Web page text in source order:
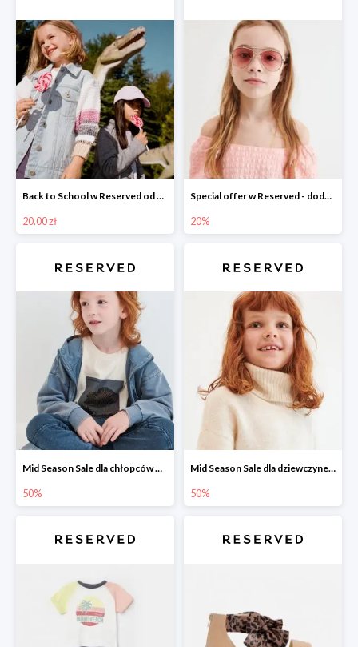
Back to School w Reserved od 20 zł
20.00 zł
Special offer w Reserved - dodatkowy rabat -20% na wszystko
20%
Mid Season Sale dla chłopców w Reserved do -50%
50%
Mid Season Sale dla dziewczynek w Reserved do -50%
50%